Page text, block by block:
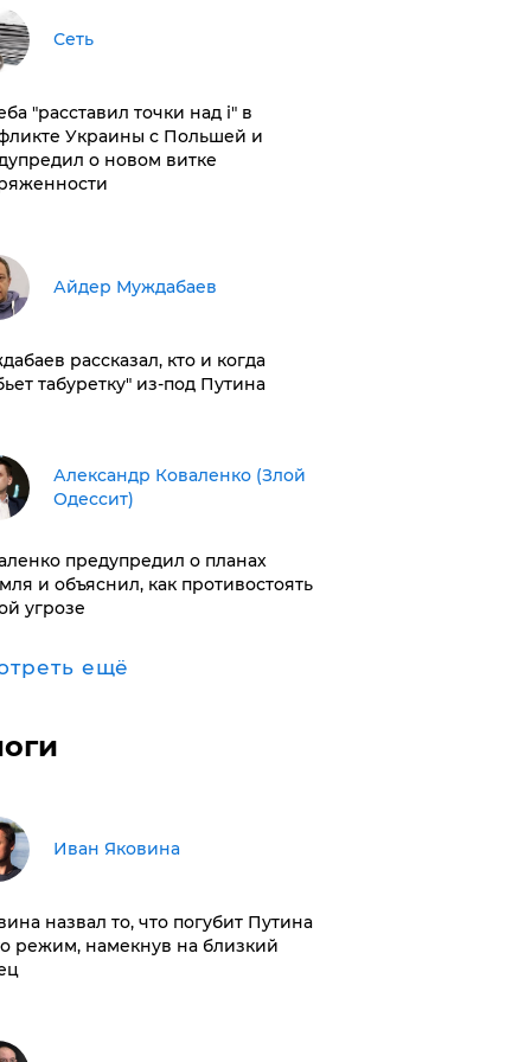
Сеть
"расставил точки над і" в
Украины с Польшей и
о новом витке
Айдер Муждабаев
рассказал, кто и когда
табуретку" из-под Путина
Александр Коваленко (Злой
Одессит)
предупредил о планах
и объяснил, как противостоять
угрозе
ещё
Иван Яковина
назвал то, что погубит Путина
режим, намекнув на близкий